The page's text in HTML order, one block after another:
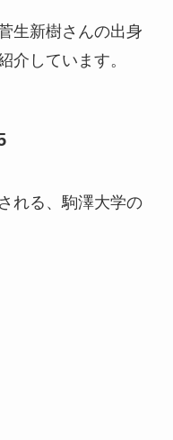
生新樹さんの出身
介しています。
れる、駒澤大学の